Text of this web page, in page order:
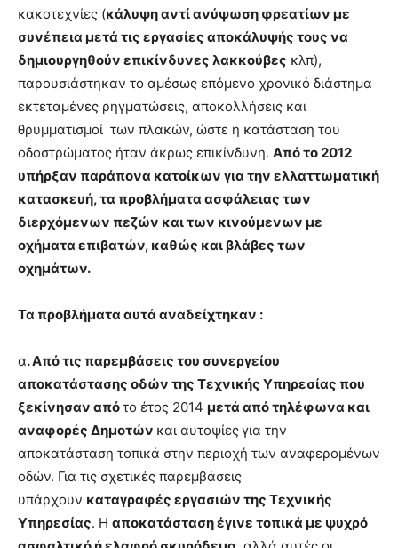
κακοτεχνίες (κάλυψη αντί ανύψωση φρεατίων με
συνέπεια μετά τις εργασίες αποκάλυψής τους να
δημιουργηθούν επικίνδυνες λακκούβες κλπ),
παρουσιάστηκαν το αμέσως επόμενο χρονικό διάστημα
εκτεταμένες ρηγματώσεις, αποκολλήσεις και
θρυμματισμοί των πλακών, ώστε η κατάσταση του
οδοστρώματος ήταν άκρως επικίνδυνη. Από το 2012
υπήρξαν παράπονα κατοίκων για την ελλαττωματική
κατασκευή, τα προβλήματα ασφάλειας των
διερχόμενων πεζών και των κινούμενων με
οχήματα επιβατών, καθώς και βλάβες των
οχημάτων.
Τα προβλήματα αυτά αναδείχτηκαν :
α. Από τις παρεμβάσεις του συνεργείου
αποκατάστασης οδών της Τεχνικής Υπηρεσίας που
ξεκίνησαν απότο έτος 2014 μετά από τηλέφωνα και
αναφορές Δημοτών και αυτοψίεςγια την
αποκατάσταση τοπικά στην περιοχή των αναφερομένων
οδών. Για τις σχετικές παρεμβάσεις
υπάρχουν καταγραφές εργασιών της Τεχνικής
Υπηρεσίας. Η αποκατάσταση έγινε τοπικά με ψυχρό